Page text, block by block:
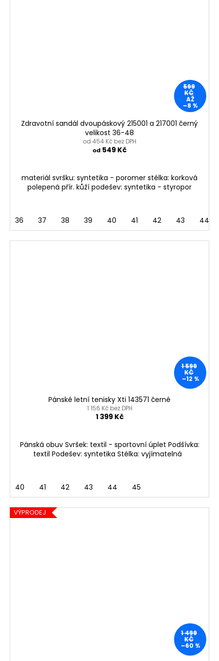
599
KČ
AŽ
–8 %
Zdravotní sandál dvoupáskový 215001 a 217001 černý
velikost 36-48
od 454 Kč bez DPH
od 549 Kč
materiál svršku: syntetika - poromer stélka: korková
polepená přír. kůží podešev: syntetika - styropor
36 37 38 39 40 41 42 43 44
1 599
KČ
–12 %
Pánské letní tenisky Xti 143571 černé
1 156 Kč bez DPH
1 399 Kč
Pánská obuv Svršek: textil - sportovní úplet Podšívka:
textil Podešev: syntetika Stélka: vyjímatelná
40 41 42 43 44 45
VÝPRODEJ
1 499
KČ
–60 %